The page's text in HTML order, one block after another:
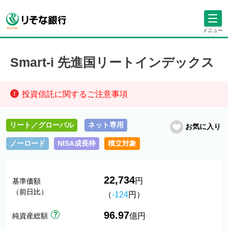
メニュー
Smart-i 先進国リートインデックス
投資信託に関するご注意事項
リート／グローバル ネット専用
ノーロード NISA成長枠 積立対象
お気に入り
基準価額
（前日比）
22,734円
（-124円）
純資産総額 96.97億円